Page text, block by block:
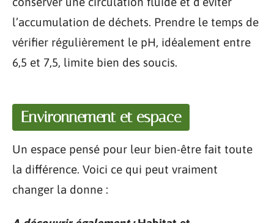
l’accumulation de déchets. Prendre le temps de
vérifier régulièrement le pH, idéalement entre
6,5 et 7,5, limite bien des soucis.
Environnement et espace
Un espace pensé pour leur bien-être fait toute
la différence. Voici ce qui peut vraiment
changer la donne :